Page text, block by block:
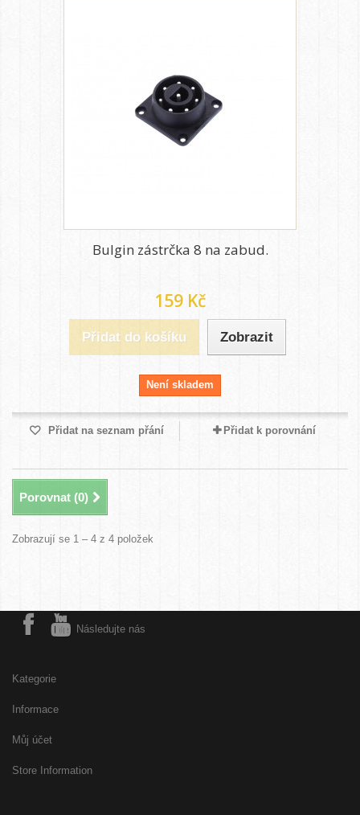
Bulgin zástrčka 8 na zabud.
159 Kč
Přidat do košíku Zobrazit
Není skladem
Přidat na seznam přání Přidat k porovnání
Porovnat (0)
Zobrazují se 1 – 4 z 4 položek
Následujte nás
Kategorie
Informace
Můj účet
Store Information